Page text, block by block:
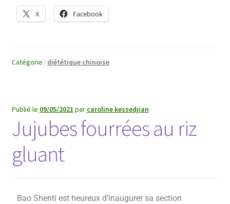
X Facebook
Catégorie : diététique chinoise
Publié le 09/05/2021 par caroline kessedjian
Jujubes fourrées au riz
gluant
Bao Shenti est heureux d’inaugurer sa section